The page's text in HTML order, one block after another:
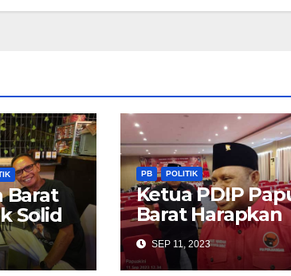
Barat
Solid
PB POLITIK
Ketua PDIP
Barat Harapkan
Perhatian Jika
Usulan
SEP 11, 2023